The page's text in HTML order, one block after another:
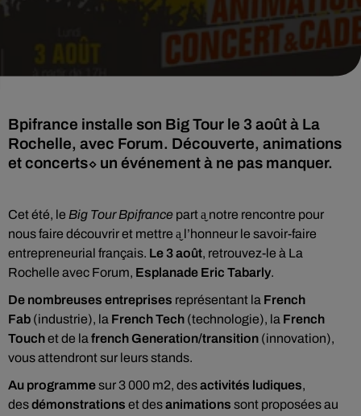
Bpifrance installe son Big Tour le 3 août à La
Rochelle, avec Forum. Découverte, animations
et concerts⬦ un événement à ne pas manquer.
Cet été, le Big Tour Bpifrance part a̬ notre rencontre pour
nous faire découvrir et mettre a̬ l’honneur le savoir-faire
entrepreneurial français. Le 3 août, retrouvez-le à La
Rochelle avec Forum, Esplanade Eric Tabarly.
De nombreuses entreprises représentant la French
Fab (industrie), la French Tech (technologie), la French
Touchet de la french Generation/transition (innovation),
vous attendront sur leurs stands.
Au programmesur 3 000 m2, desactivités ludiques,
desdémonstrations et desanimations sont proposées au